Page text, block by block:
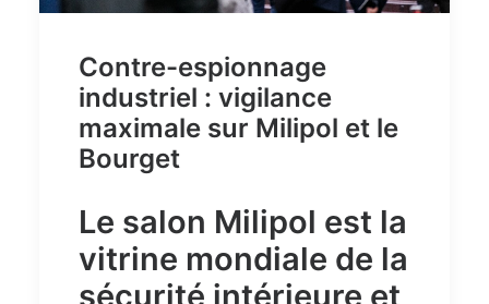
Contre-espionnage
industriel : vigilance
maximale sur Milipol et le
Bourget
Le salon Milipol est la
vitrine mondiale de la
sécurité intérieure et